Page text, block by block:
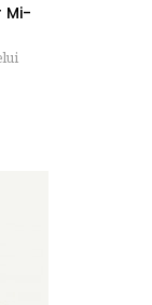
Mi-